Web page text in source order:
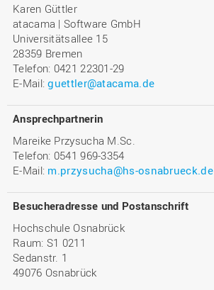
Karen Güttler
atacama | Software GmbH
Universitätsallee 15
28359 Bremen
Telefon: 0421 22301-29
E-Mail:guettler@atacama.de
Ansprechpartnerin
Mareike Przysucha M.Sc.
Telefon: 0541 969-3354
E-Mail: m.przysucha@hs-osnabrueck.de
Besucheradresse und Postanschrift
Hochschule Osnabrück
Raum: S1 0211
Sedanstr. 1
49076 Osnabrück